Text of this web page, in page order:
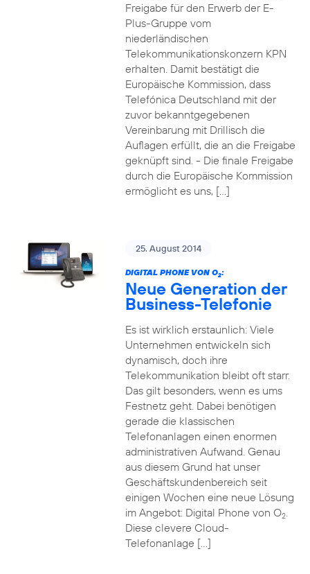
Freigabe für den Erwerb der E-
Plus-Gruppe vom
niederländischen
Telekommunikationskonzern KPN
erhalten. Damit bestätigt die
Europäische Kommission, dass
Telefónica Deutschland mit der
zuvor bekanntgegebenen
Vereinbarung mit Drillisch die
Auflagen erfüllt, die an die Freigabe
geknüpft sind. - Die finale Freigabe
durch die Europäische Kommission
ermöglicht es uns, […]
25. August 2014
DIGITAL PHONE VON O2:
Neue Generation der
Business-Telefonie
Es ist wirklich erstaunlich: Viele
Unternehmen entwickeln sich
dynamisch, doch ihre
Telekommunikation bleibt oft starr.
Das gilt besonders, wenn es ums
Festnetz geht. Dabei benötigen
gerade die klassischen
Telefonanlagen einen enormen
administrativen Aufwand. Genau
aus diesem Grund hat unser
Geschäftskundenbereich seit
einigen Wochen eine neue Lösung
im Angebot: Digital Phone von O2.
Diese clevere Cloud-
Telefonanlage […]